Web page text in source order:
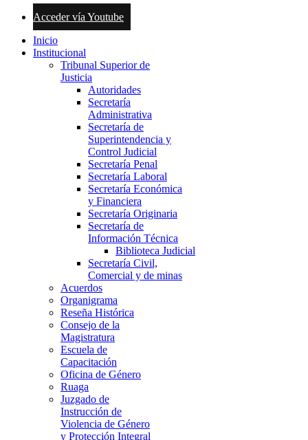
Acceder vía Youtube
Inicio
Institucional
Tribunal Superior de
Justicia
Autoridades
Secretaría
Administrativa
Secretaría de
Superintendencia y
Control Judicial
Secretaría Penal
Secretaría Laboral
Secretaría Económica
y Financiera
Secretaría Originaria
Secretaría de
Información Técnica
Biblioteca Judicial
Secretaría Civil,
Comercial y de minas
Acuerdos
Organigrama
Reseña Histórica
Consejo de la
Magistratura
Escuela de
Capacitación
Oficina de Género
Ruaga
Juzgado de
Instrucción de
Violencia de Género
y Protección Integral